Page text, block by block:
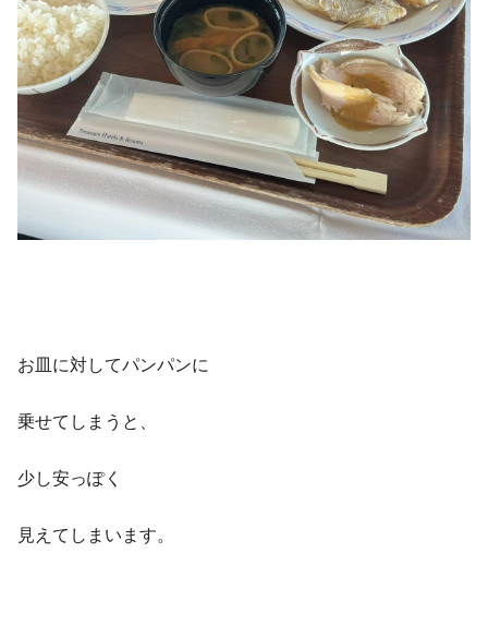
お皿に対してパンパンに
乗せてしまうと、
少し安っぽく
見えてしまいます。